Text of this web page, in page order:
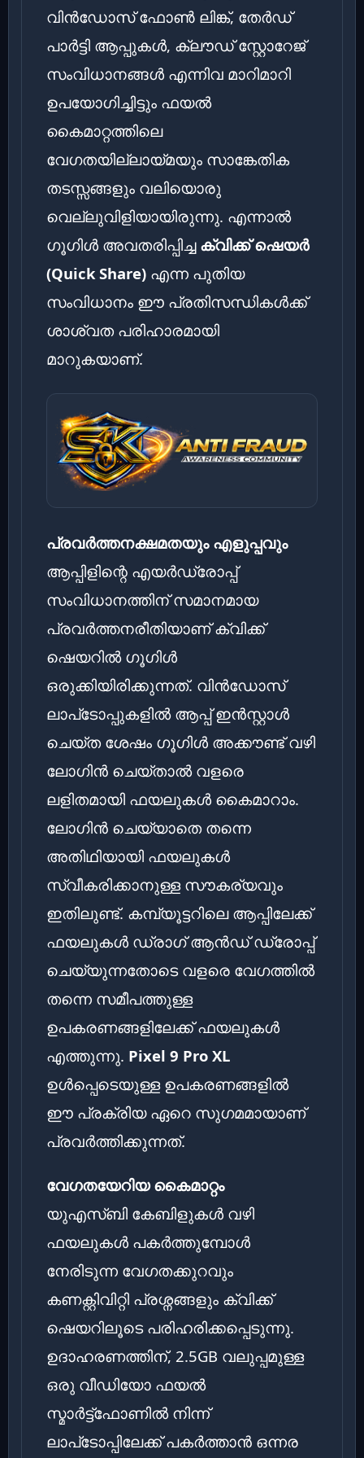
വിൻഡോസ് ഫോൺ ലിങ്ക്, തേർഡ്
പാർട്ടി ആപ്പുകൾ, ക്ലൗഡ് സ്റ്റോറേജ്
സംവിധാനങ്ങൾ എന്നിവ മാറിമാറി
ഉപയോഗിച്ചിട്ടും ഫയൽ
കൈമാറ്റത്തിലെ
വേഗതയില്ലായ്മയും സാങ്കേതിക
തടസ്സങ്ങളും വലിയൊരു
വെല്ലുവിളിയായിരുന്നു. എന്നാൽ
ഗൂഗിൾ അവതരിപ്പിച്ച ക്വിക്ക് ഷെയർ
(Quick Share) എന്ന പുതിയ
സംവിധാനം ഈ പ്രതിസന്ധികൾക്ക്
ശാശ്വത പരിഹാരമായി
മാറുകയാണ്.
പ്രവർത്തനക്ഷമതയും എളുപ്പവും
ആപ്പിളിന്റെ എയർഡ്രോപ്പ്
സംവിധാനത്തിന് സമാനമായ
പ്രവർത്തനരീതിയാണ് ക്വിക്ക്
ഷെയറിൽ ഗൂഗിൾ
ഒരുക്കിയിരിക്കുന്നത്. വിൻഡോസ്
ലാപ്‌ടോപ്പുകളിൽ ആപ്പ് ഇൻസ്റ്റാൾ
ചെയ്ത ശേഷം ഗൂഗിൾ അക്കൗണ്ട് വഴി
ലോഗിൻ ചെയ്താൽ വളരെ
ലളിതമായി ഫയലുകൾ കൈമാറാം.
ലോഗിൻ ചെയ്യാതെ തന്നെ
അതിഥിയായി ഫയലുകൾ
സ്വീകരിക്കാനുള്ള സൗകര്യവും
ഇതിലുണ്ട്. കമ്പ്യൂട്ടറിലെ ആപ്പിലേക്ക്
ഫയലുകൾ ഡ്രാഗ് ആൻഡ് ഡ്രോപ്പ്
ചെയ്യുന്നതോടെ വളരെ വേഗത്തിൽ
തന്നെ സമീപത്തുള്ള
ഉപകരണങ്ങളിലേക്ക് ഫയലുകൾ
എത്തുന്നു. Pixel 9 Pro XL
ഉൾപ്പെടെയുള്ള ഉപകരണങ്ങളിൽ
ഈ പ്രക്രിയ ഏറെ സുഗമമായാണ്
പ്രവർത്തിക്കുന്നത്.
വേഗതയേറിയ കൈമാറ്റം
യുഎസ്ബി കേബിളുകൾ വഴി
ഫയലുകൾ പകർത്തുമ്പോൾ
നേരിടുന്ന വേഗതക്കുറവും
കണക്റ്റിവിറ്റി പ്രശ്നങ്ങളും ക്വിക്ക്
ഷെയറിലൂടെ പരിഹരിക്കപ്പെടുന്നു.
ഉദാഹരണത്തിന്, 2.5GB വലുപ്പമുള്ള
ഒരു വീഡിയോ ഫയൽ
സ്മാർട്ട്ഫോണിൽ നിന്ന്
ലാപ്‌ടോപ്പിലേക്ക് പകർത്താൻ ഒന്നര